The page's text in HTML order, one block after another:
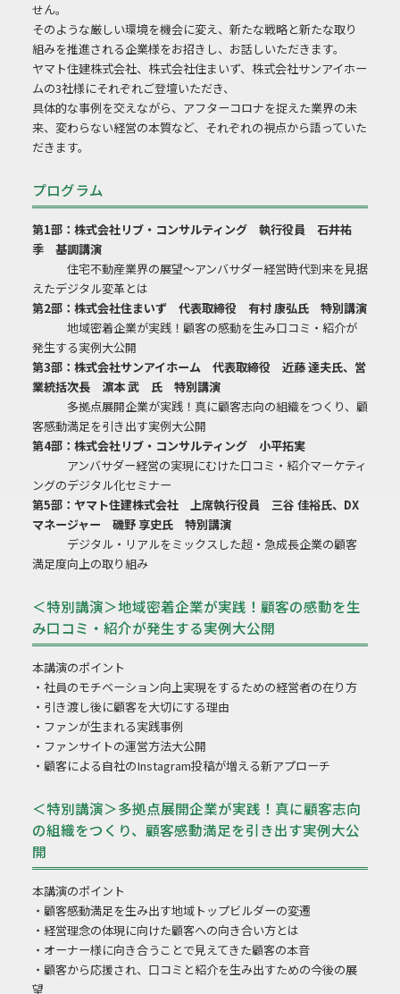
せん。
そのような厳しい環境を機会に変え、新たな戦略と新たな取り
組みを推進される企業様をお招きし、お話しいただきます。
ヤマト住建株式会社、株式会社住まいず、株式会社サンアイホー
ムの3社様にそれぞれご登壇いただき、
具体的な事例を交えながら、アフターコロナを捉えた業界の未
来、変わらない経営の本質など、それぞれの視点から語っていた
だきます。
プログラム
第1部：株式会社リブ・コンサルティング 執行役員 石井祐
季 基調講演
住宅不動産業界の展望～アンバサダー経営時代到来を見据
えたデジタル変革とは
第2部：株式会社住まいず 代表取締役 有村 康弘氏 特別講演
地域密着企業が実践！顧客の感動を生み口コミ・紹介が
発生する実例大公開
第3部：株式会社サンアイホーム 代表取締役 近藤 達夫氏、営
業統括次長 濵本 武 氏 特別講演
多拠点展開企業が実践！真に顧客志向の組織をつくり、顧
客感動満足を引き出す実例大公開
第4部：株式会社リブ・コンサルティング 小平拓実
アンバサダー経営の実現にむけた口コミ・紹介マーケティ
ングのデジタル化セミナー
第5部：ヤマト住建株式会社 上席執行役員 三谷 佳裕氏、DX
マネージャー 磯野 享史氏 特別講演
デジタル・リアルをミックスした超・急成長企業の顧客
満足度向上の取り組み
＜特別講演＞地域密着企業が実践！顧客の感動を生
み口コミ・紹介が発生する実例大公開
本講演のポイント
・社員のモチベーション向上実現をするための経営者の在り方
・引き渡し後に顧客を大切にする理由
・ファンが生まれる実践事例
・ファンサイトの運営方法大公開
・顧客による自社のInstagram投稿が増える新アプローチ
＜特別講演＞多拠点展開企業が実践！真に顧客志向
の組織をつくり、顧客感動満足を引き出す実例大公
開
本講演のポイント
・顧客感動満足を生み出す地域トップビルダーの変遷
・経営理念の体現に向けた顧客への向き合い方とは
・オーナー様に向き合うことで見えてきた顧客の本音
・顧客から応援され、口コミと紹介を生み出すための今後の展
望